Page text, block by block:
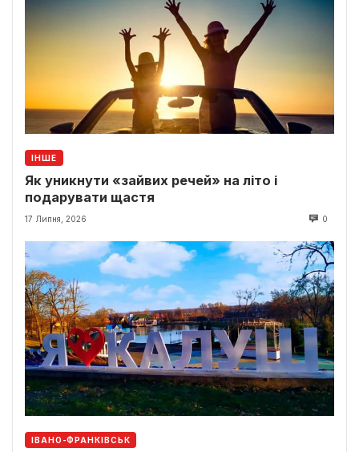
ІНШЕ
Як уникнути «зайвих речей» на літо і
подарувати щастя
17 Липня, 2026 0
ІВАНО-ФРАНКІВСЬК